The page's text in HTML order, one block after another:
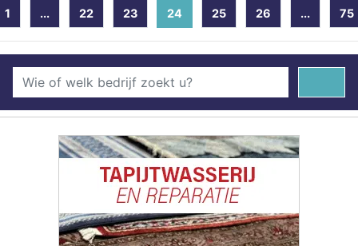
1 ... 22 23 24 (current)
25 26 ... 75